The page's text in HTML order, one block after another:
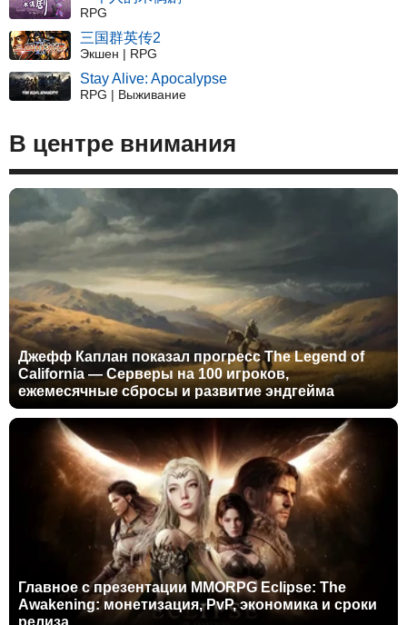
RPG
三国群英传2
Экшен | RPG
Stay Alive: Apocalypse
RPG | Выживание
В центре внимания
Джефф Каплан показал прогресс The Legend of
California — Серверы на 100 игроков,
ежемесячные сбросы и развитие эндгейма
Главное с презентации MMORPG Eclipse: The
Awakening: монетизация, PvP, экономика и сроки